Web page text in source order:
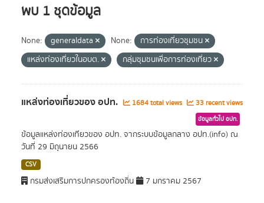
พบ 1 ชุดข้อมูล
None: generaldata None:
การท่องเที่ยวชุมชน
แหล่งท่องเที่ยวในอบต.
กลุ่มชุมชนเพื่อการท่องเที่ยว
แหล่งท่องเที่ยวของ อปท. 1684 total views 33 recent views
ข้อมูลทั่วไป อปท.
ข้อมูลแหล่งท่องเทียวของ อปท. จากระบบข้อมูลกลาง อปท.(info) ณ
วันที่ 29 มิถุนายน 2566
CSV
กรมส่งเสริมการปกครองท้องถิ่น 7 มกราคม 2567